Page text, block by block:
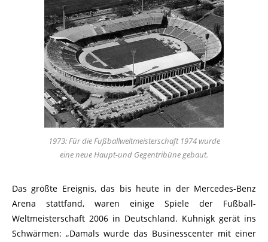
1973: Für die Fußballweltmeisterschaft 1974 wurde
eine neue Haupt-und Gegentribüne gebaut.
Das größte Ereignis, das bis heute in der Mercedes-Benz
Arena stattfand, waren einige Spiele der Fußball-
Weltmeisterschaft 2006 in Deutschland. Kuhnigk gerät ins
Schwärmen: „Damals wurde das Businesscenter mit einer